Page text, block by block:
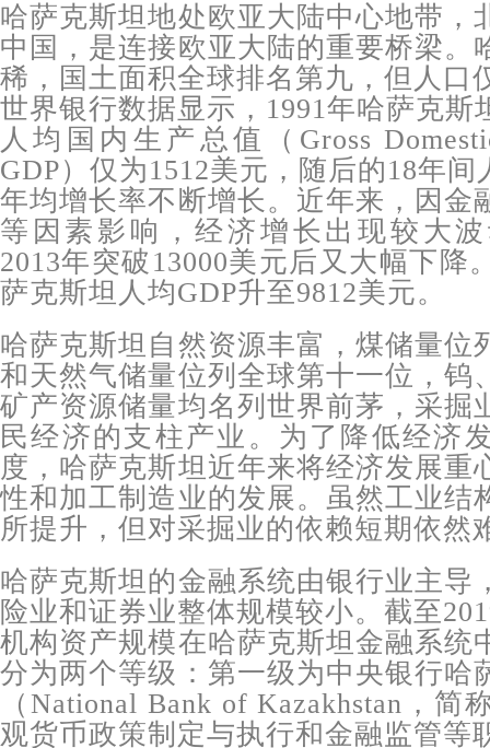
哈萨克斯坦地处欧亚大陆中心地带，
中国，是连接欧亚大陆的重要桥梁。
稀，国土面积全球排名第九，但人口
世界银行数据显示，1991年哈萨克斯
人均国内生产总值（Gross
GDP）仅为1512美元，随后的18年间
年均增长率不断增长。近年来，因金
等因素影响，经济增长出现较大
2013年突破13000美元后又大幅下降
萨克斯坦人均GDP升至9812美元。
哈萨克斯坦自然资源丰富，煤储量位
和天然气储量位列全球第十一位，钨
矿产资源储量均名列世界前茅，采掘
民经济的支柱产业。为了降低经济
度，哈萨克斯坦近年来将经济发展重
性和加工制造业的发展。虽然工业结
所提升，但对采掘业的依赖短期依然
哈萨克斯坦的金融系统由银行业主导
险业和证券业整体规模较小。截至
机构资产规模在哈萨克斯坦金融系统
分为两个等级：第一级为中央银行哈
（National Bank of Kazakhstan，简
观货币政策制定与执行和金融监管等